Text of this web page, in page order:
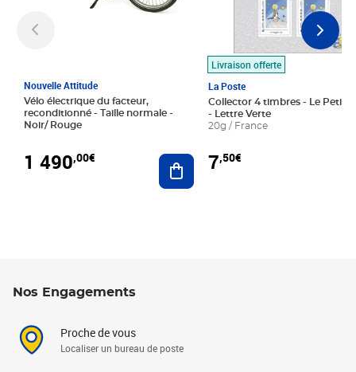
Nouvelle Attitude
Vélo électrique du facteur,
reconditionné - Taille normale -
Noir/ Rouge
1 490,00€ Ajouter au panier
Livraison offerte
La Poste
Collector 4 timbres - Le Petit
- Lettre Verte
20g / France
7,50€
Nos Engagements
Proche de vous
Localiser un bureau de poste